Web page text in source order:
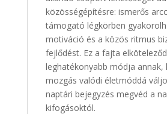
közösségépítésre: ismerős
támogató légkörben
motiváció és a közös ritmus
fejlődést. Ez a fajta
leghatékonyabb módja annak,
mozgás valódi életmóddá
naptári bejegyzés megvéd a
kifogásoktól.